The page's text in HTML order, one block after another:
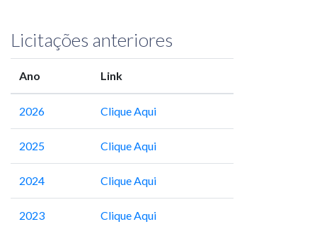
Licitações anteriores
Ano Link
2026 Clique Aqui
2025 Clique Aqui
2024 Clique Aqui
2023 Clique Aqui